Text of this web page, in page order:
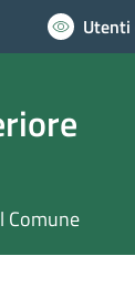
Utenti
Comune